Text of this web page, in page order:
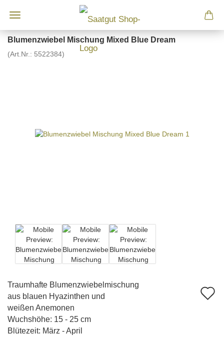
Blumenzwiebel Mischung Mixed Blue Dream
(Art.Nr.: 5522384)
Traumhafte Blumenzwiebelmischung
aus blauen Hyazinthen und
weißen Anemonen
Wuchshöhe: 15 - 25 cm
Blütezeit: März - April